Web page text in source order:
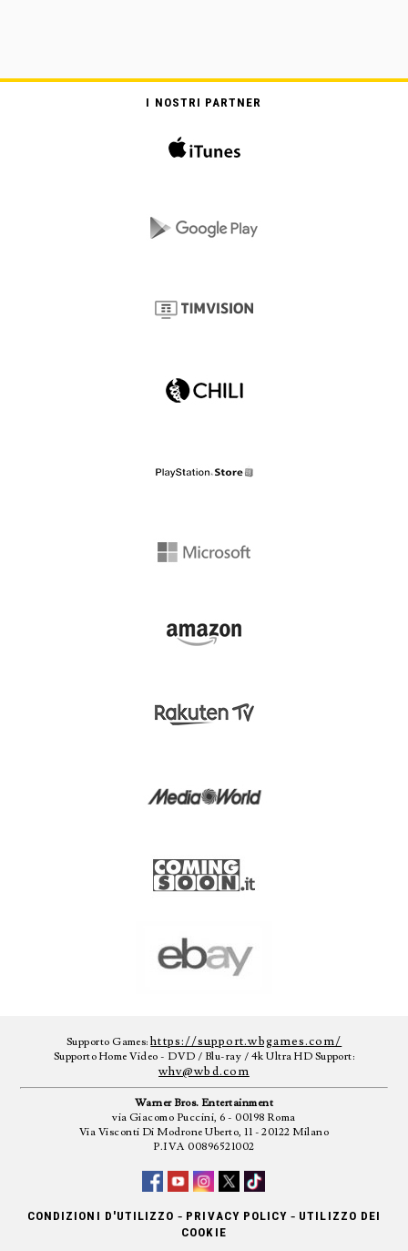
I NOSTRI PARTNER
Supporto Games:https://support.wbgames.com/
Supporto Home Video - DVD / Blu-ray / 4k Ultra HD Support:
whv@wbd.com
Warner Bros. Entertainment
via Giacomo Puccini, 6 - 00198 Roma
Via Visconti Di Modrone Uberto, 11 - 20122 Milano
P.IVA 00896521002
CONDIZIONI D'UTILIZZO - PRIVACY POLICY - UTILIZZO DEI
COOKIE